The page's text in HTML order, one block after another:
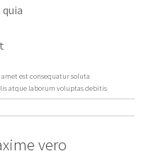
est consequatur soluta
atque laborum voluptas debitis
vero